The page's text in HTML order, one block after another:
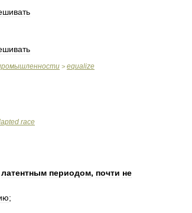
> equalize
race
латентным периодом, почти не
;